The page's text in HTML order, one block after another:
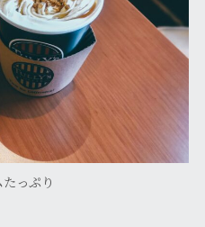
っぷり